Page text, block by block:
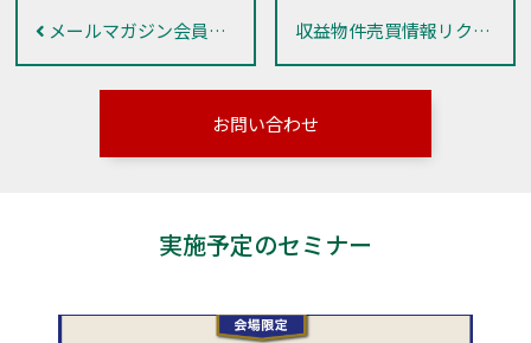
メールマガジン会員募集
お問い合わせ
収益物件売買情報リクエスト
実施予定のセミナー